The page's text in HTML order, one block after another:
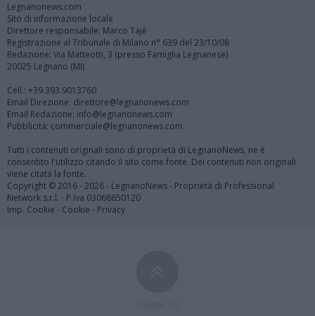
Legnanonews.com
Sito di informazione locale
Direttore responsabile: Marco Tajè
Registrazione al Tribunale di Milano n° 639 del 23/10/08
Redazione: Via Matteotti, 3 (presso Famiglia Legnanese)
20025 Legnano (MI)
Cell.: +39.393.9013760
Email Direzione: direttore@legnanonews.com
Email Redazione: info@legnanonews.com
Pubblicità: commerciale@legnanonews.com
Tutti i contenuti originali sono di proprietà di LegnanoNews, ne è
consentito l'utilizzo citando il sito come fonte. Dei contenuti non originali
viene citata la fonte.
Copyright © 2016 - 2026 - LegnanoNews - Proprietà di Professional
Network s.r.l. - P.Iva 03068650120
Imp. Cookie - Cookie - Privacy